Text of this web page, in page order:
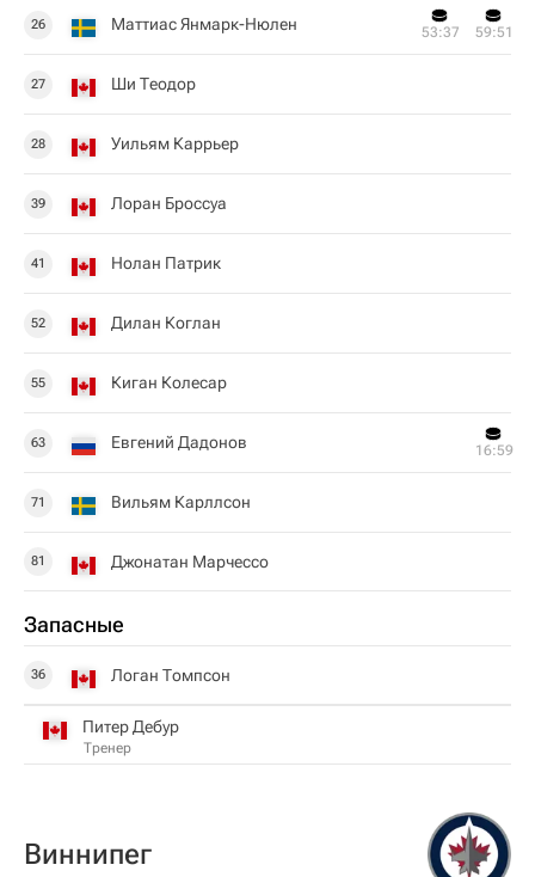
26 Маттиас Янмарк-Нюлен 53:37 59:51
27 Ши Теодор
28 Уильям Каррьер
39 Лоран Броссуа
41 Нолан Патрик
52 Дилан Коглан
55 Киган Колесар
63 Евгений Дадонов 16:59
71 Вильям Карллсон
81 Джонатан Марчессо
Запасные
36 Логан Томпсон
Питер Дебур
Тренер
Виннипег